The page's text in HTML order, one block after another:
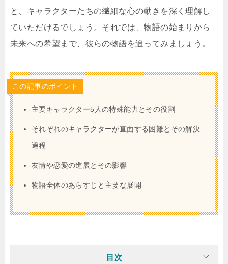
と、キャラクターたちの繊細な心の動きを深く理解し
ていただけるでしょう。それでは、物語の始まりから
未来への希望まで、彼らの物語を追ってみましょう。
この記事のポイント
主要キャラクター5人の特殊能力とその役割
それぞれのキャラクターが直面する困難とその解決
過程
友情や恋愛の進展とその影響
物語全体のあらすじと主要な展開
目次